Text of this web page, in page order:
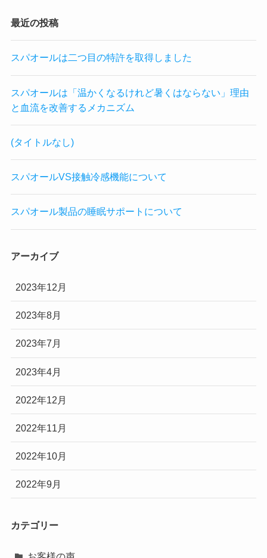
最近の投稿
スパオールは二つ目の特許を取得しました
スパオールは「温かくなるけれど暑くはならない」理由
と血流を改善するメカニズム
(タイトルなし)
スパオールVS接触冷感機能について
スパオール製品の睡眠サポートについて
アーカイブ
2023年12月
2023年8月
2023年7月
2023年4月
2022年12月
2022年11月
2022年10月
2022年9月
カテゴリー